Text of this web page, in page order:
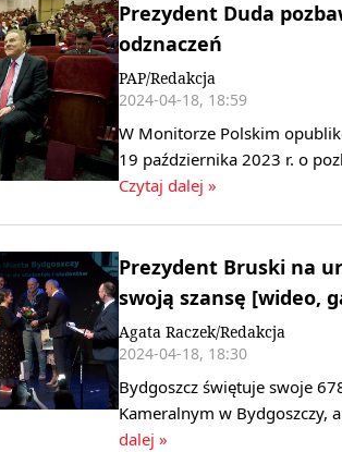
Prezydent Duda
odznaczeń
PAP/Redakcja
2024-04-18, 18:59
W Monitorze Polskim
19 października 2023 r. o
Czytaj dalej »
Prezydent Bruski na
swoją szansę [wideo,
Agata Raczek/Redakcja
2024-04-18, 18:30
Bydgoszcz świętuje swoje
Kameralnym w Bydgoszczy,
dalej »